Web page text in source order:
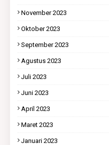
November 2023
Oktober 2023
September 2023
Agustus 2023
Juli 2023
Juni 2023
April 2023
Maret 2023
Januari 2023